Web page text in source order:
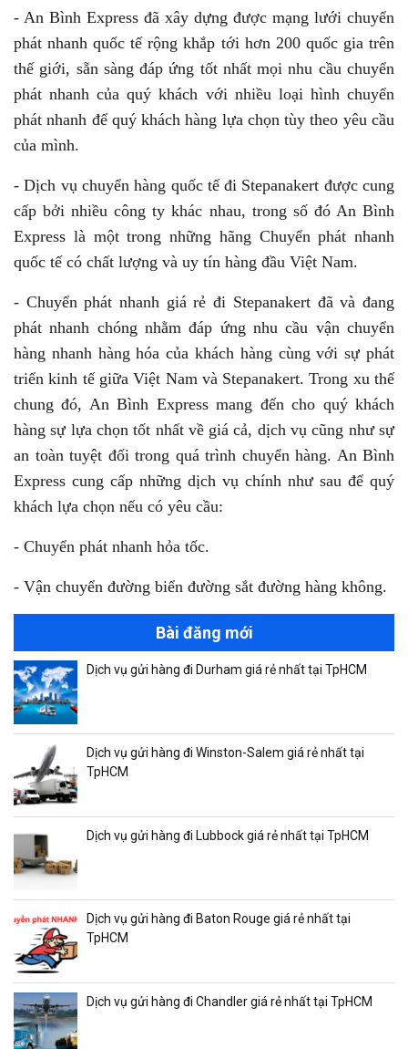
- An Bình Express đã xây dựng được mạng lưới chuyển
phát nhanh quốc tế rộng khắp tới hơn 200 quốc gia trên
thế giới, sẵn sàng đáp ứng tốt nhất mọi nhu cầu chuyển
phát nhanh của quý khách với nhiều loại hình chuyển
phát nhanh để quý khách hàng lựa chọn tùy theo yêu cầu
của mình.
- Dịch vụ chuyển hàng quốc tế đi Stepanakert được cung
cấp bởi nhiều công ty khác nhau, trong số đó An Bình
Express là một trong những hãng Chuyển phát nhanh
quốc tế có chất lượng và uy tín hàng đầu Việt Nam.
- Chuyển phát nhanh giá rẻ đi Stepanakert đã và đang
phát nhanh chóng nhằm đáp ứng nhu cầu vận chuyển
hàng nhanh hàng hóa của khách hàng cùng với sự phát
triển kinh tế giữa Việt Nam và Stepanakert. Trong xu thế
chung đó, An Bình Express mang đến cho quý khách
hàng sự lựa chọn tốt nhất về giá cả, dịch vụ cũng như sự
an toàn tuyệt đối trong quá trình chuyển hàng. An Bình
Express cung cấp những dịch vụ chính như sau để quý
khách lựa chọn nếu có yêu cầu:
- Chuyển phát nhanh hỏa tốc.
- Vận chuyển đường biển đường sắt đường hàng không.
Bài đăng mới
Dịch vụ gửi hàng đi Durham giá rẻ nhất tại TpHCM
Dịch vụ gửi hàng đi Winston-Salem giá rẻ nhất tại
TpHCM
Dịch vụ gửi hàng đi Lubbock giá rẻ nhất tại TpHCM
Dịch vụ gửi hàng đi Baton Rouge giá rẻ nhất tại
TpHCM
Dịch vụ gửi hàng đi Chandler giá rẻ nhất tại TpHCM